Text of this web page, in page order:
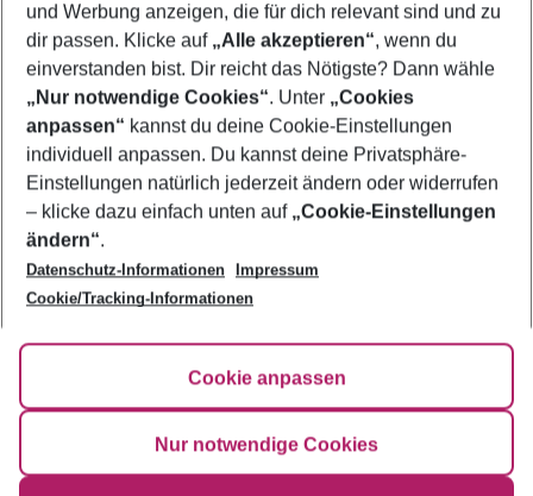
Last Minute Adria
Footer
Footer navigation
Über uns
AGB
Bestpreisgarantie
Cookie-Einstellungen ändern
Cookie-Richtlinie
Impressum
Agenturbetreuung
Barrierefreies Reisen
HanseMerkur Reiseversicherung
Hilfe & Kontakt
Folge uns
und Werbung anzeigen, die für dich relevant sind und zu
dir passen. Klicke auf „Alle akzeptieren“, wenn du
einverstanden bist. Dir reicht das Nötigste? Dann wähle
„Nur notwendige Cookies“. Unter „Cookies
anpassen“ kannst du deine Cookie-Einstellungen
individuell anpassen. Du kannst deine Privatsphäre-
Einstellungen natürlich jederzeit ändern oder widerrufen
– klicke dazu einfach unten auf „Cookie-Einstellungen
ändern“.
Datenschutz-Informationen
Impressum
Cookie/Tracking-Informationen
Cookie anpassen
Nur notwendige Cookies